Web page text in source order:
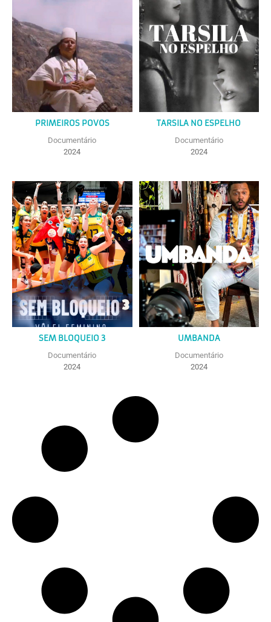
PRIMEIROS POVOS
Documentário
2024
TARSILA NO ESPELHO
Documentário
2024
SEM BLOQUEIO 3
Documentário
2024
UMBANDA
Documentário
2024